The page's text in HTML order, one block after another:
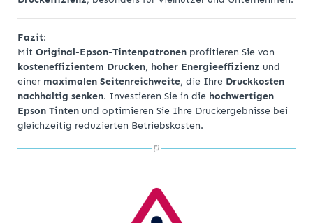
Fazit:
Mit Original-Epson-Tintenpatronen profitieren Sie von
kosteneffizientem Drucken, hoher Energieeffizienz und
einer maximalen Seitenreichweite, die Ihre Druckkosten
nachhaltig senken. Investieren Sie in die hochwertigen
Epson Tinten und optimieren Sie Ihre Druckergebnisse bei
gleichzeitig reduzierten Betriebskosten.